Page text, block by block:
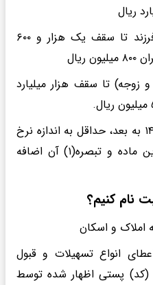
ریال
ب – خانوارهای صاحب یک فرزند تا سقف یک هزار و ۶۰۰
زوجه) تا سقف هزار میلیارد
نکته قابل توجه اینکه از سال ۱۴۰۱ به بعد، حداقل به اندازه نرخ
تورم سالانه به مبالغ موضوع این ماده و تبصره(۱) آن اضافه
نام کنیم؟
انواع تسهیلات و قبول
(کد) پستی اظهار شده توسط